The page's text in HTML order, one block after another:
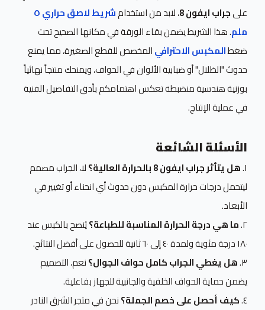
علىجراب ايفون 8 ، لابد من استخدام
شريط لاصق حراري ٥
ملم. هذا الشريط يضمن بقاء الورقة في مكانها الصحيح تحت
ضغطالمكبس الاحترافيالمخصص للقطع الصغيرة، مما يمنع
حدوث "الظلال" أو ضبابية الألوان في الحواف، ويمنحك منتجاً نهائياً
بوزنية هندسية منضبطة تعكس اهتمامكم بأدق التفاصيل الفنية
في عملية الإنتاج.
الأسئلة الشائعة
١. هل يتأثر جراب ايفون 8 بالحرارة العالية؟
لا، الجراب مصمم
ليتحمل درجات حرارة المكبس دون حدوث أي انحناء أو تغيير في
الأبعاد.
٢. ما هي درجة الحرارة المناسبة للطباعة؟يُنصح بالكبس عند
١٨٠ درجة مئوية ولمدة ٤٠ إلى ٦٠ ثانية للحصول على أفضل النتائج.
٣. هل يغطي الجراب كامل حواف الجوال؟نعم، التصميم
يضمن حماية الحواف الخلفية والجانبية للجهاز بفاعلية.
٤. كيف أحصل على خصم الجملة؟نحن في متجر الشرق النادر